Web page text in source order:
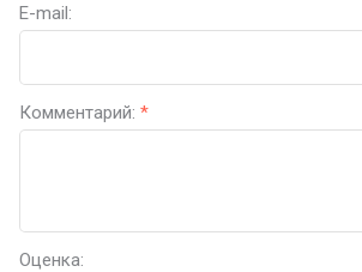
E-mail:
Комментарий: *
Оценка: